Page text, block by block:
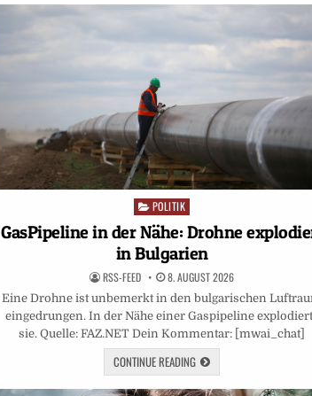
Posted
in
POLITIK
GasPipeline in der Nähe: Drohne
in Bulgarien
RSS-FEED 8. AUGUST 2026
Eine Drohne ist unbemerkt in den bulgarischen
eingedrungen. In der Nähe einer Gaspipeline
sie. Quelle: FAZ.NET Dein Kommentar: [mwai_chat]
CONTINUE READING